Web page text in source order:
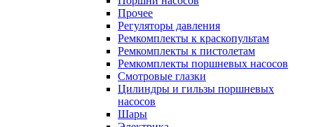
Прочее
Регуляторы давления
Ремкомплекты к краскопультам
Ремкомплекты к пистолетам
Ремкомплекты поршневых насосов
Смотровые глазки
Цилиндры и гильзы поршневых
насосов
Шары